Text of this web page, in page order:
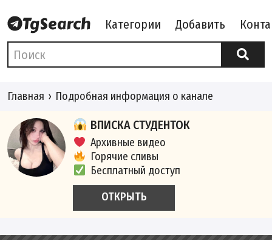
Категории Добавить
Главная Подробная информация о канале
ВПИСКА СТУДЕНТОК
Архивные видео
Горячие сливы
Бесплатный доступ
ОТКРЫТЬ